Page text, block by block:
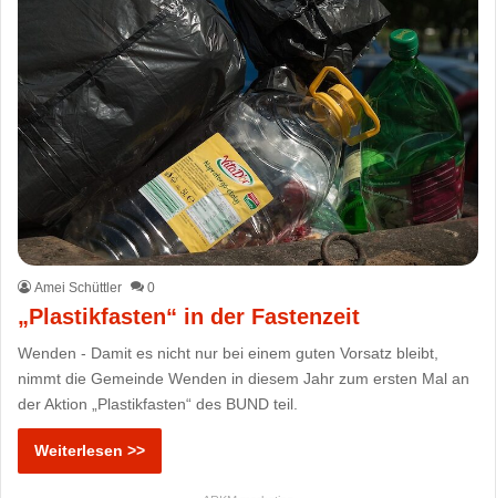
Amei Schüttler 0
„Plastikfasten“ in der Fastenzeit
Wenden - Damit es nicht nur bei einem guten Vorsatz bleibt,
nimmt die Gemeinde Wenden in diesem Jahr zum ersten Mal an
der Aktion „Plastikfasten“ des BUND teil.
Weiterlesen >>